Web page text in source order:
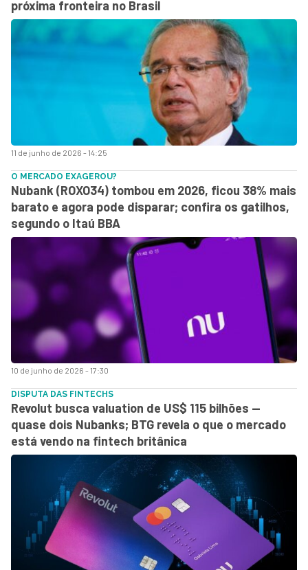
11 de junho de 2026 - 14:25
próxima fronteira no Brasil
10 de junho de 2026 - 17:30
O MERCADO EXAGEROU?
Nubank (ROXO34) tombou em 2026, ficou 38% mais
barato e agora pode disparar; confira os gatilhos,
segundo o Itaú BBA
DISPUTA DAS FINTECHS
Revolut busca valuation de US$ 115 bilhões —
quase dois Nubanks; BTG revela o que o mercado
está vendo na fintech britânica